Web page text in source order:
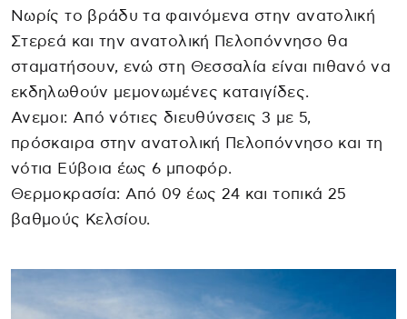
Νωρίς το βράδυ τα φαινόμενα στην ανατολική
Στερεά και την ανατολική Πελοπόννησο θα
σταματήσουν, ενώ στη Θεσσαλία είναι πιθανό να
εκδηλωθούν μεμονωμένες καταιγίδες.
Ανεμοι: Από νότιες διευθύνσεις 3 με 5,
πρόσκαιρα στην ανατολική Πελοπόννησο και τη
νότια Εύβοια έως 6 μποφόρ.
Θερμοκρασία: Από 09 έως 24 και τοπικά 25
βαθμούς Κελσίου.